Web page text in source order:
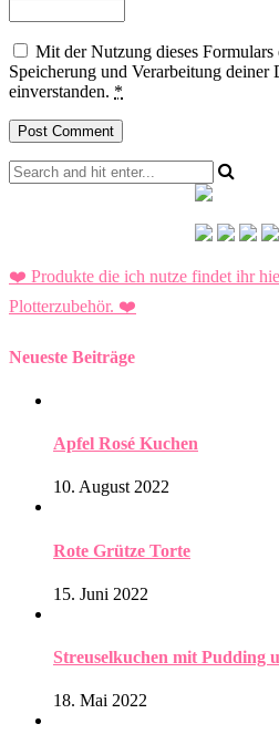
Mit der Nutzung dieses
Speicherung und Verarbeitung deiner
einverstanden. *
❤️ Produkte die ich nutze findet ihr
Plotterzubehör. ❤️
Neueste Beiträge
Apfel Rosé Kuchen
10. August 2022
Rote Grütze Torte
15. Juni 2022
Streuselkuchen mit Pudding
18. Mai 2022